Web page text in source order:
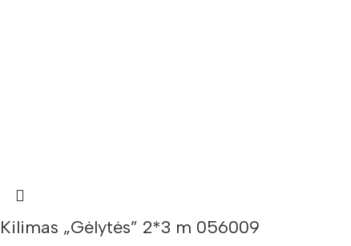
Kilimas „Gėlytės” 2*3 m 056009